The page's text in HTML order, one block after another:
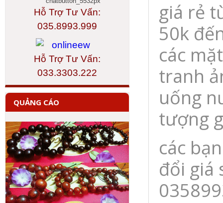
giá rẻ
50k
các
tranh
uống
tượng
các
đổi giá
Hỗ Trợ Tư Vấn:
035.8993.999
Hỗ Trợ Tư Vấn:
033.3303.222
QUẢNG CÁO